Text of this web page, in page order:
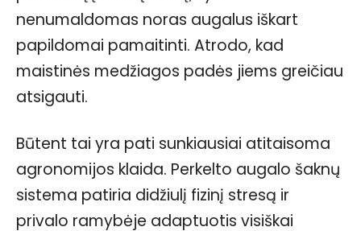
nenumaldomas noras augalus iškart
papildomai pamaitinti. Atrodo, kad
maistinės medžiagos padės jiems greičiau
atsigauti.
Būtent tai yra pati sunkiausiai atitaisoma
agronomijos klaida. Perkelto augalo šaknų
sistema patiria didžiulį fizinį stresą ir
privalo ramybėje adaptuotis visiškai